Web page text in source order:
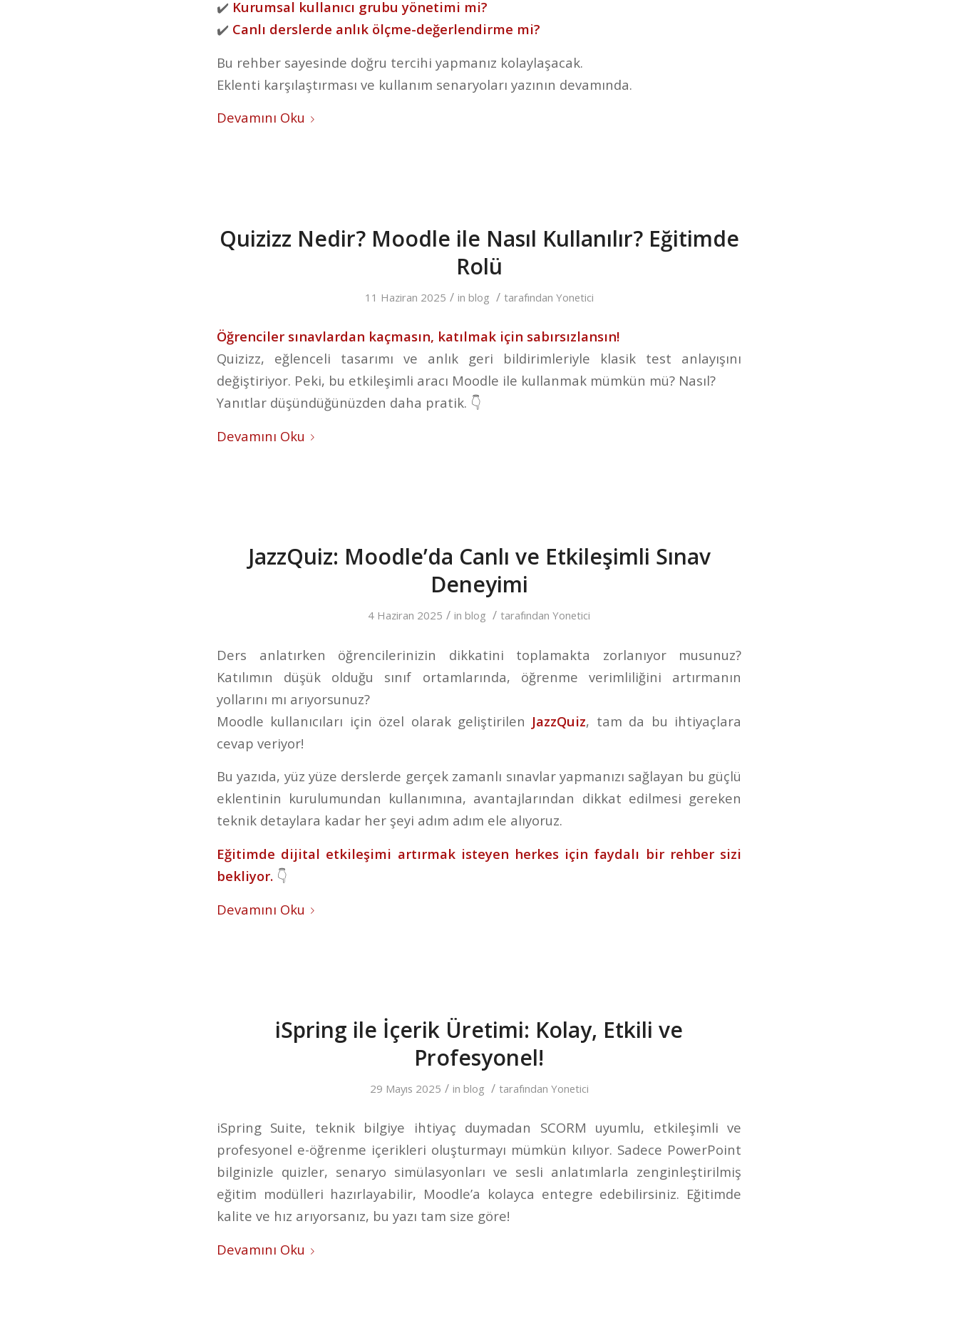
✔️ Kurumsal kullanıcı grubu yönetimi mi?
✔️ Canlı derslerde anlık ölçme-değerlendirme mi?
Bu rehber sayesinde doğru tercihi yapmanız kolaylaşacak.
Eklenti karşılaştırması ve kullanım senaryoları yazının devamında.
Devamını Oku
Quizizz Nedir? Moodle ile Nasıl Kullanılır? Eğitimde
Rolü
11 Haziran 2025 / in blog / tarafından Yonetici
Öğrenciler sınavlardan kaçmasın, katılmak için sabırsızlansın!
Quizizz, eğlenceli tasarımı ve anlık geri bildirimleriyle klasik test anlayışını
değiştiriyor. Peki, bu etkileşimli aracı Moodle ile kullanmak mümkün mü? Nasıl?
Yanıtlar düşündüğünüzden daha pratik. 👇
Devamını Oku
JazzQuiz: Moodle’da Canlı ve Etkileşimli Sınav
Deneyimi
4 Haziran 2025 / in blog / tarafından Yonetici
Ders anlatırken öğrencilerinizin dikkatini toplamakta zorlanıyor musunuz?
Katılımın düşük olduğu sınıf ortamlarında, öğrenme verimliliğini artırmanın
yollarını mı arıyorsunuz?
Moodle kullanıcıları için özel olarak geliştirilen JazzQuiz, tam da bu ihtiyaçlara
cevap veriyor!
Bu yazıda, yüz yüze derslerde gerçek zamanlı sınavlar yapmanızı sağlayan bu güçlü
eklentinin kurulumundan kullanımına, avantajlarından dikkat edilmesi gereken
teknik detaylara kadar her şeyi adım adım ele alıyoruz.
Eğitimde dijital etkileşimi artırmak isteyen herkes için faydalı bir rehber sizi
bekliyor. 👇
Devamını Oku
iSpring ile İçerik Üretimi: Kolay, Etkili ve
Profesyonel!
29 Mayıs 2025 / in blog / tarafından Yonetici
iSpring Suite, teknik bilgiye ihtiyaç duymadan SCORM uyumlu, etkileşimli ve
profesyonel e-öğrenme içerikleri oluşturmayı mümkün kılıyor. Sadece PowerPoint
bilginizle quizler, senaryo simülasyonları ve sesli anlatımlarla zenginleştirilmiş
eğitim modülleri hazırlayabilir, Moodle’a kolayca entegre edebilirsiniz. Eğitimde
kalite ve hız arıyorsanız, bu yazı tam size göre!
Devamını Oku